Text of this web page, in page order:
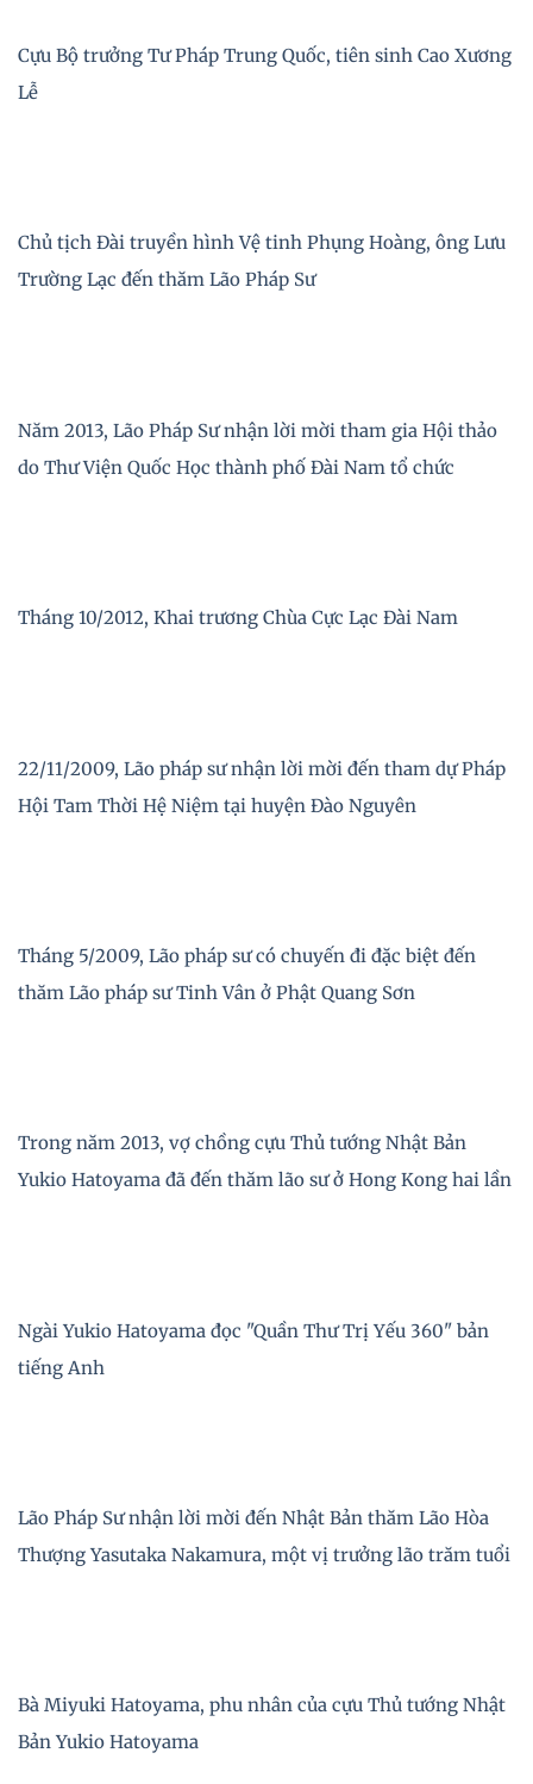
Cựu Bộ trưởng Tư Pháp Trung Quốc, tiên sinh Cao Xương
Lễ
Chủ tịch Đài truyền hình Vệ tinh Phụng Hoàng, ông Lưu
Trường Lạc đến thăm Lão Pháp Sư
Năm 2013, Lão Pháp Sư nhận lời mời tham gia Hội thảo
do Thư Viện Quốc Học thành phố Đài Nam tổ chức
Tháng 10/2012, Khai trương Chùa Cực Lạc Đài Nam
22/11/2009, Lão pháp sư nhận lời mời đến tham dự Pháp
Hội Tam Thời Hệ Niệm tại huyện Đào Nguyên
Tháng 5/2009, Lão pháp sư có chuyến đi đặc biệt đến
thăm Lão pháp sư Tinh Vân ở Phật Quang Sơn
Trong năm 2013, vợ chồng cựu Thủ tướng Nhật Bản
Yukio Hatoyama đã đến thăm lão sư ở Hong Kong hai lần
Ngài Yukio Hatoyama đọc "Quần Thư Trị Yếu 360" bản
tiếng Anh
Lão Pháp Sư nhận lời mời đến Nhật Bản thăm Lão Hòa
Thượng Yasutaka Nakamura, một vị trưởng lão trăm tuổi
Bà Miyuki Hatoyama, phu nhân của cựu Thủ tướng Nhật
Bản Yukio Hatoyama